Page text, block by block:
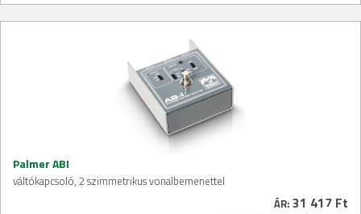
Palmer ABI
váltókapcsoló, 2 szimmetrikus vonalbemenettel
ÁR: 31 417 Ft